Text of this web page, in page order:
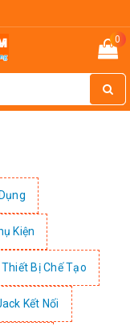
0
Kiện
Thiết Bị Chế Tạo
Kết Nối